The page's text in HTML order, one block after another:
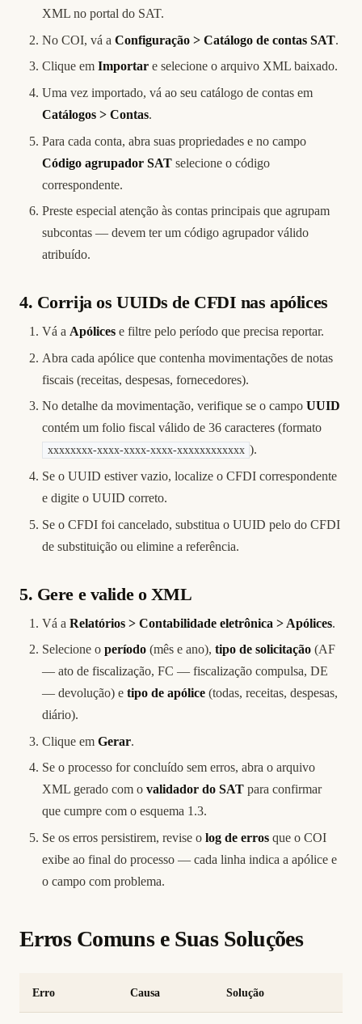
XML no portal do SAT.
No COI, vá a Configuração > Catálogo de contas SAT.
Clique em Importar e selecione o arquivo XML baixado.
Uma vez importado, vá ao seu catálogo de contas em
Catálogos > Contas.
Para cada conta, abra suas propriedades e no campo
Código agrupador SAT selecione o código
correspondente.
Preste especial atenção às contas principais que agrupam
subcontas — devem ter um código agrupador válido
atribuído.
4. Corrija os UUIDs de CFDI nas apólices
Vá a Apólices e filtre pelo período que precisa reportar.
Abra cada apólice que contenha movimentações de notas
fiscais (receitas, despesas, fornecedores).
No detalhe da movimentação, verifique se o campo UUID
contém um folio fiscal válido de 36 caracteres (formato
xxxxxxxx-xxxx-xxxx-xxxx-xxxxxxxxxxxx ).
Se o UUID estiver vazio, localize o CFDI correspondente
e digite o UUID correto.
Se o CFDI foi cancelado, substitua o UUID pelo do CFDI
de substituição ou elimine a referência.
5. Gere e valide o XML
Vá a Relatórios > Contabilidade eletrônica > Apólices.
Selecione o período (mês e ano), tipo de solicitação (AF
— ato de fiscalização, FC — fiscalização compulsa, DE
— devolução) e tipo de apólice (todas, receitas, despesas,
diário).
Clique em Gerar.
Se o processo for concluído sem erros, abra o arquivo
XML gerado com o validador do SAT para confirmar
que cumpre com o esquema 1.3.
Se os erros persistirem, revise o log de erros que o COI
exibe ao final do processo — cada linha indica a apólice e
o campo com problema.
Erros Comuns e Suas Soluções
Erro Causa Solução